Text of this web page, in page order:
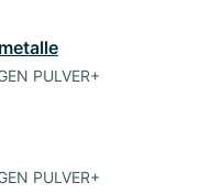
PULVER+
PULVER+